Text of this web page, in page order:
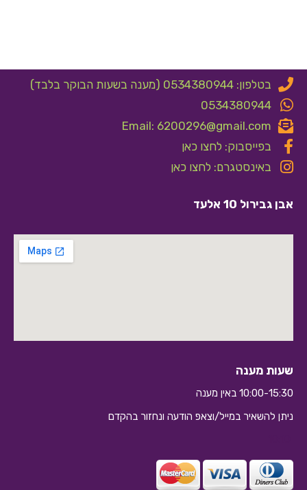
בטלפון: 0534380944 (מענה בשעות הבוקר בלבד)
0534380944
Email: 6200296@gmail.com
בפייסבוק: לחצו כאן
באינסטגרם: לחצו כאן
אבן גבירול 10 אלעד
שעות מענה
10:00-15:30 באין מענה
ניתן להשאיר במייל/וצאפ הודעה ונחזור בהקדם